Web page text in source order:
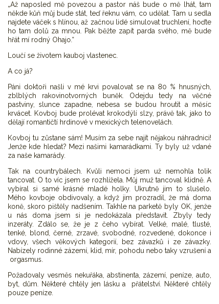
„Až naposled mě povezou a pastor náš bude o mě lhát, tam
někde kůň můj bude stát, teď řeknu vám, co udělat. Tam u sedla
najdete váček s hlínou, až začnou lidé simulovat truchlení, hoďte
ho tam dolů za mnou. Pak běžte zapít parda svého, mě bude
hřát mí rodný Ohajo.“
Loučí se životem kauboj vlastenec.
A co já?
Páni doktoři našli v mé krvi povalovat se na 80 % hnusných,
zblblých rakovinotvorných buněk. Odejdu tedy na věčné
pastviny, slunce zapadne, nebesa se budou hroutit a měsíc
krvácet. Kovboj bude prolévat krokodýlí slzy, právě tak, jako to
dělají romantičtí hrdinové v mexických telenovelách.
Kovboj tu zůstane sám! Musím za sebe najít nějakou náhradnici!
Jenže kde hledat? Mezi našimi kamarádkami. Ty byly už vdané
za naše kamarády.
Tak na countrybálech. Kvůli nemoci jsem už nemohla tolik
tancovat. O to víc jsem se rozhlížela. Můj muž tancoval klidně. A
vybíral si samé krásné mladé holky. Ukrutně jim to slušelo.
Mého kovboje obdivovaly, a když jim prozradil, že má doma
koně, skoro pištěly nadšením. Takhle na parketě byly OK, jenže
u nás doma jsem si je nedokázala představit. Zbyly tedy
inzeráty. Zdálo se, že je z čeho vybírat. Velké, malé, tlusté,
tenké, blond, černé, zrzavé, svobodné, rozvedené, dokonce i
vdovy, všech věkových kategorií, bez závazků i ze závazky.
Nabízely rodinné zázemí, klid, mír, pohodu nebo taky vzrušení a
orgasmus.
Požadovaly vesměs nekuřáka, abstinenta, zázemí, peníze, auto,
byt, dům. Některé chtěly jen lásku a přátelství. Některé chtěly
pouze peníze.